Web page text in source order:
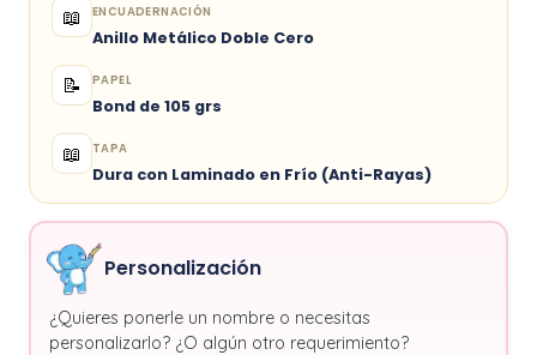
📖 ENCUADERNACIÓN
Anillo Metálico Doble Cero
📝 PAPEL
Bond de 105 grs
📖 TAPA
Dura con Laminado en Frío (Anti-Rayas)
Personalización
¿Quieres ponerle un nombre o necesitas
personalizarlo? ¿O algún otro requerimiento?